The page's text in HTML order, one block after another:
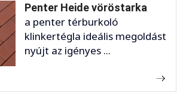
Penter Heide vöröstarka
a penter térburkoló
klinkertégla ideális megoldást
nyújt az igényes ...